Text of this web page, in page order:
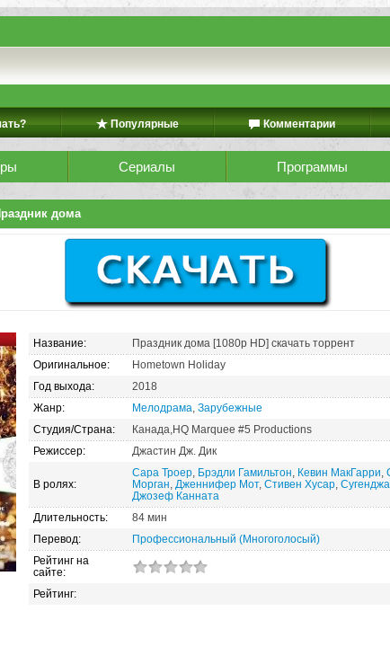
Популярные Комментарии
Сериалы Программы
дома
Название:
Праздник дома [1080p HD] скачать торрент
Оригинальное:
Hometown Holiday
Год выхода:
2018
Жанр:
Мелодрама, Зарубежные
Студия/Страна:
Канада,HQ Marquee #5 Productions
Режиссер:
Джастин Дж. Дик
В ролях:
Сара Троер, Брэдли Гамильтон, Кевин МакГарри,
Морган, Дженнифер Мот, Стивен Хусар,
Джозеф Канната
Длительность:
84 мин
Перевод:
Профессиональный (Многоголосый)
Рейтинг на
сайте:
Рейтинг: